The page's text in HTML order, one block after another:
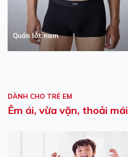
Quần lót nam
DÀNH CHO TRẺ EM
Êm ái, vừa vặn, thoải mái